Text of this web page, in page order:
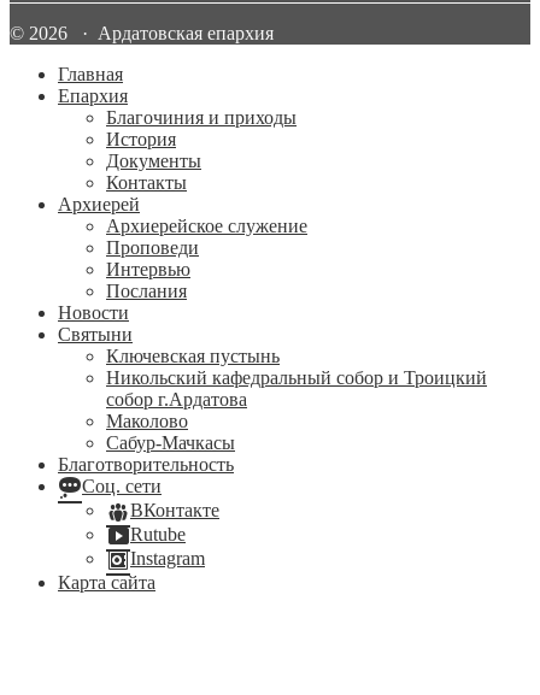
© 2026 · Ардатовская епархия
Главная
Епархия
Благочиния и приходы
История
Документы
Контакты
Архиерей
Архиерейское служение
Проповеди
Интервью
Послания
Новости
Святыни
Ключевская пустынь
Никольский кафедральный собор и Троицкий
собор г.Ардатова
Маколово
Сабур-Мачкасы
Благотворительность
Соц. сети
ВКонтакте
Rutube
Instagram
Карта сайта